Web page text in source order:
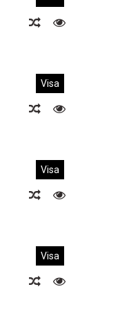
Visa
Visa
Visa